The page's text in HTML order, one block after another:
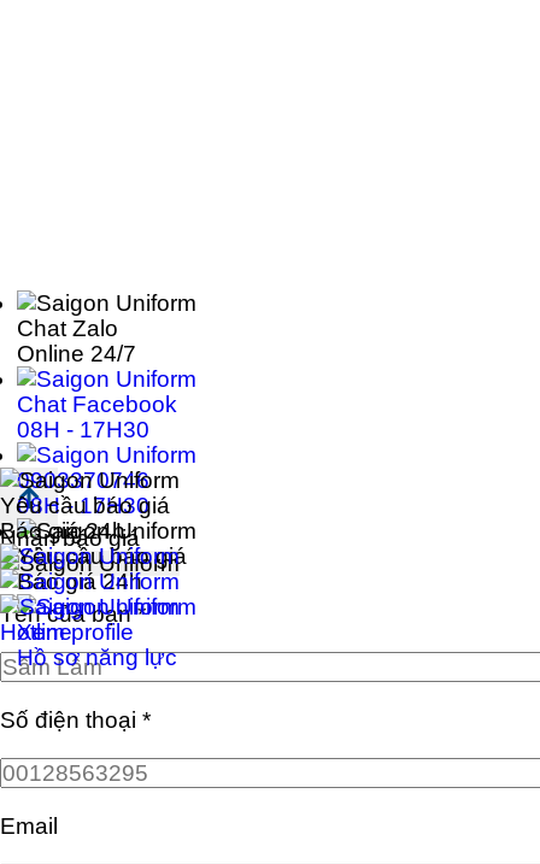
Chat Zalo
Online 24/7
Chat Facebook
08H - 17H30
0903370746
08H - 17H30
Yêu cầu báo giá
Báo giá 24h
Xem profile
Hồ sơ năng lực
Yêu cầu báo giá
Báo giá 24h
Hotline
Nhận báo giá
Tên của bạn*
Số điện thoại *
Email